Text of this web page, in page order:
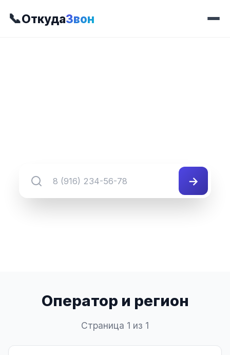
📞ОткудаЗвон
→
Оператор и регион
Страница 1 из 1